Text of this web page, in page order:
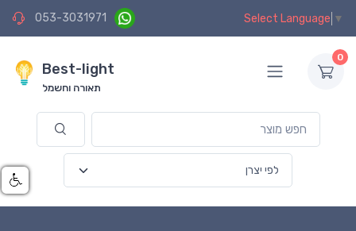
053-3031971 Select Language ▼
Best-light
תאורה וחשמל
0